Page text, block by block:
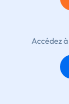
Accédez